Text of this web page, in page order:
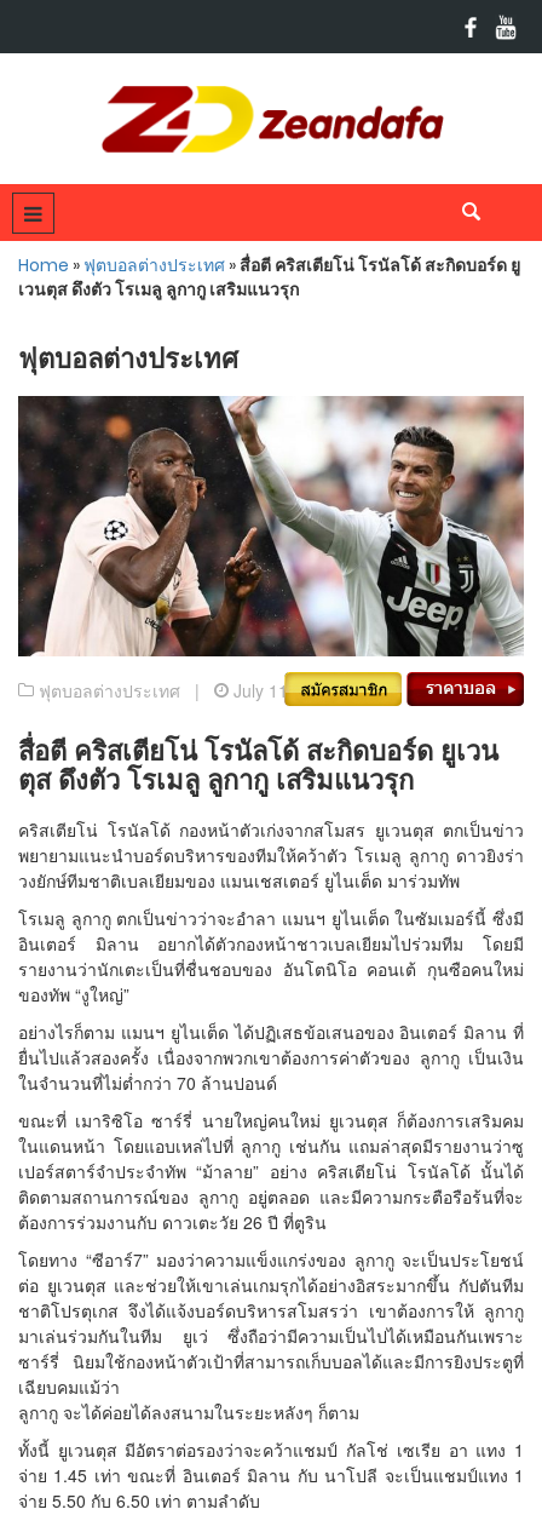
Home » ฟุตบอลต่างประเทศ » สื่อตี คริสเตียโน่ โรนัลโด้ สะกิดบอร์ด ยู
เวนตุส ดึงตัว โรเมลู ลูกากู เสริมแนวรุก
ฟุตบอลต่างประเทศ
ฟุตบอลต่างประเทศ | July 11, 2019
สื่อตี คริสเตียโน่ โรนัลโด้ สะกิดบอร์ด ยูเวน
ตุส ดึงตัว โรเมลู ลูกากู เสริมแนวรุก
คริสเตียโน่ โรนัลโด้ กองหน้าตัวเก่งจากสโมสร ยูเวนตุส ตกเป็นข่าว
พยายามแนะนำบอร์ดบริหารของทีมให้คว้าตัว โรเมลู ลูกากู ดาวยิงร่า
วงยักษ์ทีมชาติเบลเยียมของ แมนเชสเตอร์ ยูไนเต็ด มาร่วมทัพ
โรเมลู ลูกากู ตกเป็นข่าวว่าจะอำลา แมนฯ ยูไนเต็ด ในซัมเมอร์นี้ ซึ่งมี
อินเตอร์ มิลาน อยากได้ตัวกองหน้าชาวเบลเยียมไปร่วมทีม โดยมี
รายงานว่านักเตะเป็นที่ชื่นชอบของ อันโตนิโอ คอนเต้ กุนซือคนใหม่
ของทัพ “งูใหญ่”
อย่างไรก็ตาม แมนฯ ยูไนเต็ด ได้ปฏิเสธข้อเสนอของ อินเตอร์ มิลาน ที่
ยื่นไปแล้วสองครั้ง เนื่องจากพวกเขาต้องการค่าตัวของ ลูกากู เป็นเงิน
ในจำนวนที่ไม่ต่ำกว่า 70 ล้านปอนด์
ขณะที่ เมาริซิโอ ซาร์รี่ นายใหญ่คนใหม่ ยูเวนตุส ก็ต้องการเสริมคม
ในแดนหน้า โดยแอบเหล่ไปที่ ลูกากู เช่นกัน แถมล่าสุดมีรายงานว่าซู
เปอร์สตาร์จำประจำทัพ “ม้าลาย” อย่าง คริสเตียโน่ โรนัลโด้ นั้นได้
ติดตามสถานการณ์ของ ลูกากู อยู่ตลอด และมีความกระตือรือร้นที่จะ
ต้องการร่วมงานกับ ดาวเตะวัย 26 ปี ที่ตูริน
โดยทาง “ซีอาร์7” มองว่าความแข็งแกร่งของ ลูกากู จะเป็นประโยชน์
ต่อ ยูเวนตุส และช่วยให้เขาเล่นเกมรุกได้อย่างอิสระมากขึ้น กัปตันทีม
ชาติโปรตุเกส จึงได้แจ้งบอร์ดบริหารสโมสรว่า เขาต้องการให้ ลูกากู
มาเล่นร่วมกันในทีม ยูเว่ ซึ่งถือว่ามีความเป็นไปได้เหมือนกันเพราะ
ซาร์รี่ นิยมใช้กองหน้าตัวเป้าที่สามารถเก็บบอลได้และมีการยิงประตูที่
เฉียบคมแม้ว่า
ลูกากู จะได้ค่อยได้ลงสนามในระยะหลังๆ ก็ตาม
ทั้งนี้ ยูเวนตุส มีอัตราต่อรองว่าจะคว้าแชมป์ กัลโช่ เซเรีย อา แทง 1
จ่าย 1.45 เท่า ขณะที่ อินเตอร์ มิลาน กับ นาโปลี จะเป็นแชมป์แทง 1
จ่าย 5.50 กับ 6.50 เท่า ตามลำดับ